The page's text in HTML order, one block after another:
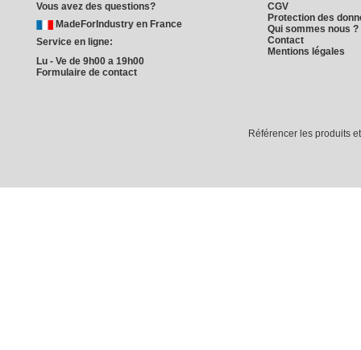
Vous avez des questions?
MadeForIndustry en France
Service en ligne:
Lu - Ve de 9h00 a 19h00
Formulaire de contact
CGV
Protection des
Qui sommes nous ?
Contact
Mentions légales
Référencer les produits